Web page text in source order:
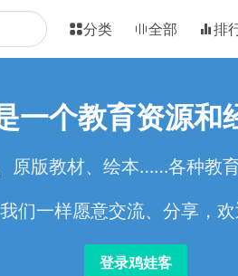
分类 全部 排
一个教育资源和
原版教材、绘本……各种教
们一样愿意交流、分享，欢
登录鸡娃客